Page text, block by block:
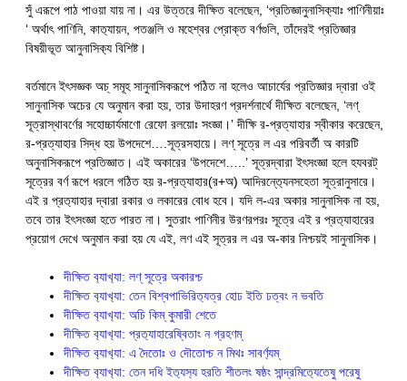
সুঁ এরূপে পাঠ পাওয়া যায় না। এর উত্তরে দীক্ষিত বলেছেন, ‘প্রতিজ্ঞানুনাসিক‍্যাঃ পাণিনীয়াঃ
‘ অর্থাৎ পাণিনি, কাত‍্যায়ন, পতঞ্জলি ও মহেশ্বর প্রোক্ত বর্ণগুলি, তাঁদেরই প্রতিজ্ঞার
বিষয়ীভূত আনুনাসিক‍্য বিশিষ্ট।
বর্তমানে ইৎসজ্ঞক অচ্ সমূহ সানুনাসিকরূপে পঠিত না হলেও আচার্যের প্রতিজ্ঞার দ্বারা ওই
সানুনাসিক অচের যে অনুমান করা হয়, তার উদাহরণ প্রদর্শনার্থে দীক্ষিত বলেছেন, ‘লণ্
সূত্রাস্থাবর্ণের সহোচ্চার্যমাণো রেফো রলয়োঃ সংজ্ঞা।’ দীক্ষি র-প্রত্যাহার স্বীকার করেছেন,
র-প্রত্যাহার সিদ্ধ হয় উপদেশে….সূত্রসহায়ে। লণ্ সূত্রে ল এর পরিবর্তী অ কারটি
অনুনাসিকরূপে প্রতিজ্ঞাত। এই অকারের ‘উপদেশে…..’ সূত্রদ্বারা ইৎসংজ্ঞা হলে হযবরট্
সূত্রের বর্ণ রূপে ধরলে গঠিত হয় র-প্রত‍্যাহার(র+অ) আদিরন্ত‍্যেনসহেতা সূত্রানুসারে।
এই র প্রত‍্যাহার দ্বারা রকার ও লকারের বোধ হবে। যদি ল-এর অকার সানুনাসিক না হয়,
তবে তার ইৎসংজ্ঞা হতে পারত না। সুতরাং পাণিনীর উরণরপরঃ সূত্রে এই র প্রত‍্যাহারের
প্রয়োগ দেখে অনুমান করা হয় যে এই, লণ এই সূত্রর ল এর অ-কার নিশ্চয়ই সানুনাসিক।
দীক্ষিত ব‍্যাখ‍্যা: লণ্ সূত্রে অকারশ্চ
দীক্ষিত ব‍্যাখ‍্যা: তেন বিশ্বপাভিরিত‍্যত্র হোঢ ইতি ঢত্বং ন ভবতি
দীক্ষিত ব‍্যাখ‍্যা: অচি কিম্ কুমারী শেতে
দীক্ষিত ব‍্যাখ‍্যা: প্রত‍্যাহারেষ্বিতাং ন গ্রহণম্
দীক্ষিত ব‍্যাখ‍্যা: এ দৈতোঃ ও দৌতোশ্চ ন মিথঃ সাবর্ণ‍্যম্
দীক্ষিত ব‍্যাখ‍্যা: তেন দধি ইত‍্যস‍্য হরতি শীতলং ষষ্ঠং সান্দ্রমিত‍্যেতেষু পরেষু